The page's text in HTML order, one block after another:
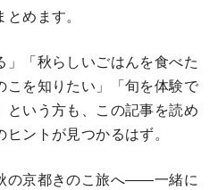
めます。
」「秋らしいごはんを食べた
こを知りたい」「旬を体験で
という方も、この記事を読め
ントが見つかるはず。
の京都きのこ旅へ――一緒に